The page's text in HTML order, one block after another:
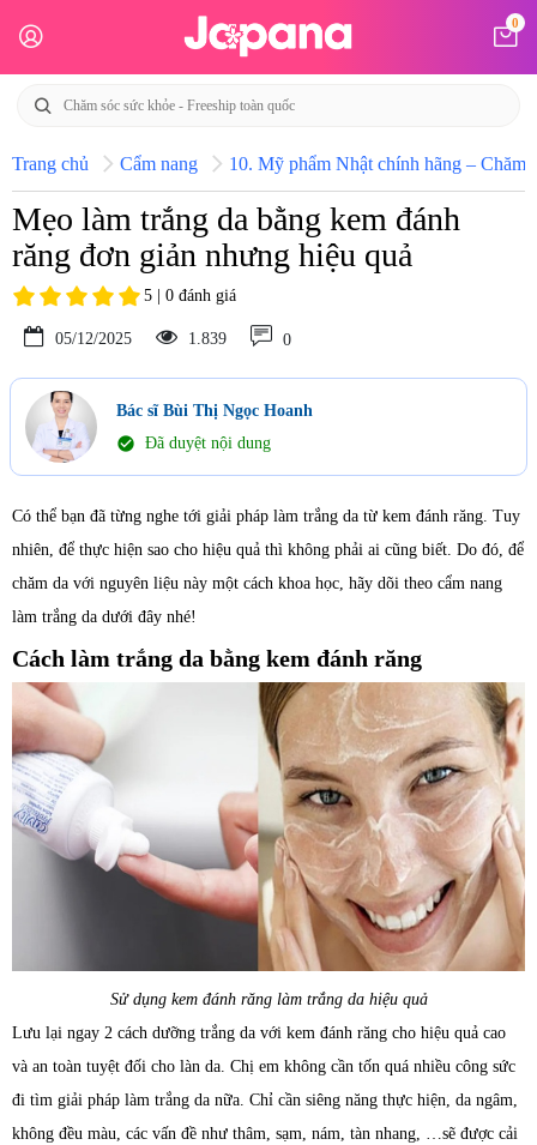
0
Trang chủ Cẩm nang 10. Mỹ phẩm Nhật chính hãng – Chăm
Mẹo làm trắng da bằng kem đánh
răng đơn giản nhưng hiệu quả
5 | 0 đánh giá
05/12/2025 1.839 0
Bác sĩ Bùi Thị Ngọc Hoanh
check_circle Đã duyệt nội dung
Có thể bạn đã từng nghe tới giải pháp làm trắng da từ kem đánh răng. Tuy
nhiên, để thực hiện sao cho hiệu quả thì không phải ai cũng biết. Do đó, để
chăm da với nguyên liệu này một cách khoa học, hãy dõi theo cẩm nang
làm trắng da dưới đây nhé!
Cách làm trắng da bằng kem đánh răng
Sử dụng kem đánh răng làm trắng da hiệu quả
Lưu lại ngay 2 cách dưỡng trắng da với kem đánh răng cho hiệu quả cao
và an toàn tuyệt đối cho làn da. Chị em không cần tốn quá nhiều công sức
đi tìm giải pháp làm trắng da nữa. Chỉ cần siêng năng thực hiện, da ngâm,
không đều màu, các vấn đề như thâm, sạm, nám, tàn nhang, …sẽ được cải